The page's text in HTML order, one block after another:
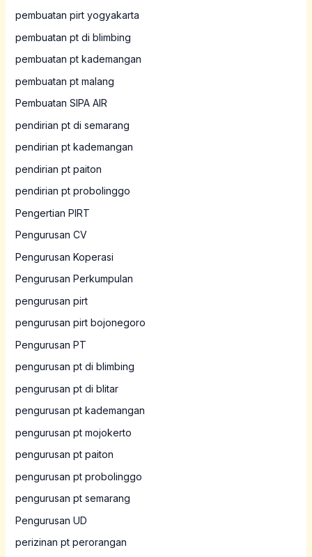
pembuatan pirt yogyakarta
pembuatan pt di blimbing
pembuatan pt kademangan
pembuatan pt malang
Pembuatan SIPA AIR
pendirian pt di semarang
pendirian pt kademangan
pendirian pt paiton
pendirian pt probolinggo
Pengertian PIRT
Pengurusan CV
Pengurusan Koperasi
Pengurusan Perkumpulan
pengurusan pirt
pengurusan pirt bojonegoro
Pengurusan PT
pengurusan pt di blimbing
pengurusan pt di blitar
pengurusan pt kademangan
pengurusan pt mojokerto
pengurusan pt paiton
pengurusan pt probolinggo
pengurusan pt semarang
Pengurusan UD
perizinan pt perorangan